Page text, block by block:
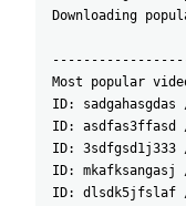
Downloading
Most popular
ID:
ID: asdfas3ffasd
ID:
ID:
ID: dlsdk5jfslaf /